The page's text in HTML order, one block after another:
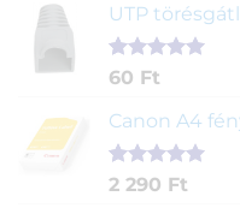
UTP
Értékelés
ből,
1
értékelés
alapján
60 Ft
Canon A4
Értékelés
2
2 290 Ft